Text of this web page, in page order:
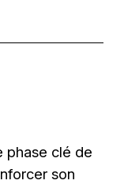
phase clé de
son